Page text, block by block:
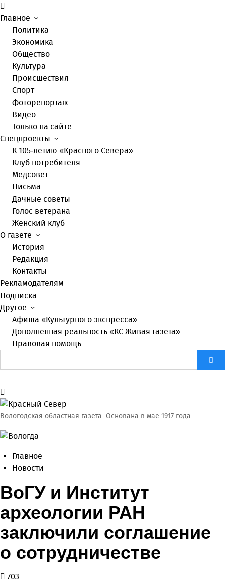
Главное
Политика
Экономика
Общество
Культура
Происшествия
Спорт
Фоторепортаж
Видео
Только на сайте
Спецпроекты
К 105-летию «Красного Севера»
Клуб потребителя
Медсовет
Письма
Дачные советы
Голос ветерана
Женский клуб
О газете
История
Редакция
Контакты
Рекламодателям
Подписка
Другое
Афиша «Культурного экспресса»
Дополненная реальность «КС Живая газета»
Правовая помощь
Вологодская областная газета. Основана в мае 1917 года.
Главное
Новости
ВоГУ и Институт
археологии РАН
заключили соглашение
о сотрудничестве
703